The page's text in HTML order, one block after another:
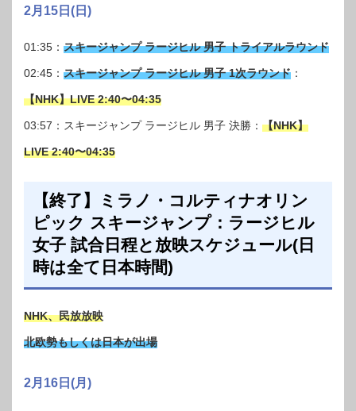
2月15日(日)
01:35： スキージャンプ ラージヒル 男子 トライアルラウンド
02:45： スキージャンプ ラージヒル 男子 1次ラウンド ：
【NHK】LIVE 2:40〜04:35
03:57：スキージャンプ ラージヒル 男子 決勝： 【NHK】
LIVE 2:40〜04:35
【終了】ミラノ・コルティナオリン
ピック スキージャンプ：ラージヒル
女子 試合日程と放映スケジュール(日
時は全て日本時間)
NHK、民放放映
北欧勢もしくは日本が出場
2月16日(月)